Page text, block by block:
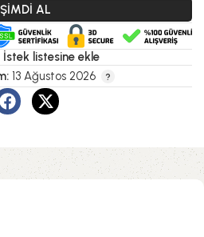
ŞİMDİ AL
İstek listesine ekle
13 Ağustos 2026